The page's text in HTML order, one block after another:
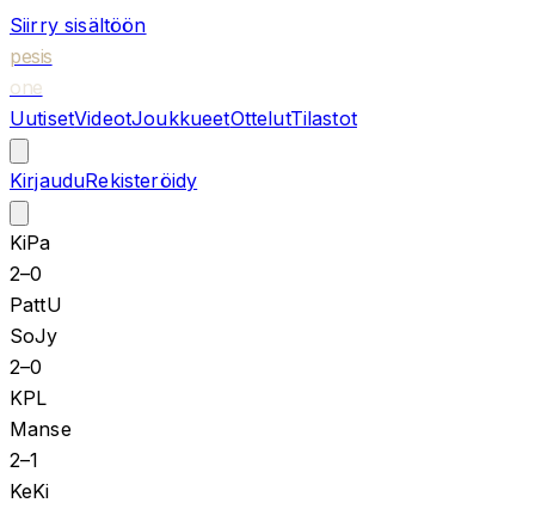
Siirry sisältöön
pesis
one
UutisetVideotJoukkueetOttelutTilastot
KirjauduRekisteröidy
KiPa
2–0
PattU
SoJy
2–0
KPL
Manse
2–1
KeKi